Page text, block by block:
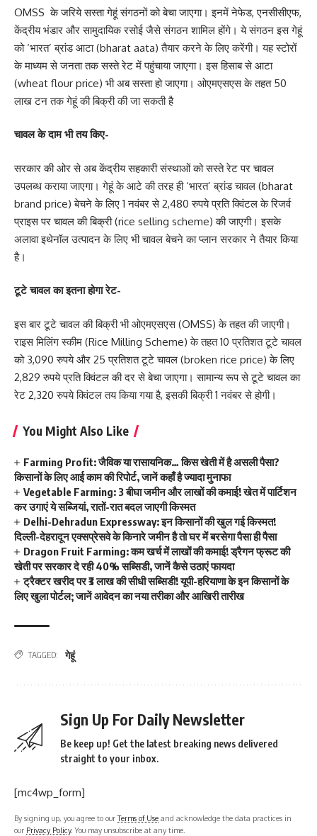
OMSS के जरिये सस्ता गेहूं संगठनों को बेचा जाएगा। इनमें नेफेड, एनसीसीएफ,
केंद्रीय भंडार और सामुदायिक रसोई जैसे संगठन शामिल होंगे। ये संगठन इस गेहूं
को ‘भारत’ ब्रांड आटा (bharat aata) तैयार करने के लिए करेंगी। यह स्टोरों
के माध्यम से जनता तक सस्ते रेट में पहुंचाया जाएगा। इस हिसाब से आटा
(wheat flour price) भी अब सस्ता हो जाएगा। ओएमएसएस के तहत 50
लाख टन तक गेहूं की बिक्री की जा सकती है
चावल के दाम भी तय किए-
सरकार की ओर से अब केंद्रीय सहकारी संस्थाओं को सस्ते रेट पर चावल
उपलब्ध कराया जाएगा। गेहूं के आटे की तरह ही ‘भारत’ ब्रांड चावल (bharat
brand price) बेचने के लिए 1 नवंबर से 2,480 रुपये प्रति क्विंटल के रिजर्व
प्राइस पर चावल की बिक्री (rice selling scheme) की जाएगी। इसके
अलावा इथेनॉल उत्पादन के लिए भी चावल बेचने का प्लान सरकार ने तैयार किया
है।
टूटे चावल का इतना होगा रेट-
इस बार टूटे चावल की बिक्री भी ओएमएसएस (OMSS) के तहत की जाएगी।
राइस मिलिंग स्कीम (Rice Milling Scheme) के तहत 10 प्रतिशत टूटे चावल
को 3,090 रुपये और 25 प्रतिशत टूटे चावल (broken rice price) के लिए
2,829 रुपये प्रति क्विंटल की दर से बेचा जाएगा। सामान्य रूप से टूटे चावल का
रेट 2,320 रुपये क्विंटल तय किया गया है, इसकी बिक्री 1 नवंबर से होगी।
You Might Also Like
Farming Profit: जैविक या रासायनिक… किस खेती में है असली पैसा?
किसानों के लिए आई काम की रिपोर्ट, जानें कहाँ है ज्यादा मुनाफा
Vegetable Farming: 3 बीघा जमीन और लाखों की कमाई! खेत में पार्टिशन
कर उगाएं ये सब्जियां, रातों-रात बदल जाएगी किस्मत
Delhi-Dehradun Expressway: इन किसानों की खुल गई किस्मत!
दिल्ली-देहरादून एक्सप्रेसवे के किनारे जमीन है तो घर में बरसेगा पैसा ही पैसा
Dragon Fruit Farming: कम खर्च में लाखों की कमाई! ड्रैगन फ्रूट की
खेती पर सरकार दे रही 40% सब्सिडी, जानें कैसे उठाएं फायदा
ट्रैक्टर खरीद पर ₹3 लाख की सीधी सब्सिडी! यूपी-हरियाणा के इन किसानों के
लिए खुला पोर्टल; जानें आवेदन का नया तरीका और आखिरी तारीख
TAGGED: गेहूं
Sign Up For Daily Newsletter
Be keep up! Get the latest breaking news delivered
straight to your inbox.
[mc4wp_form]
By signing up, you agree to ourTerms of Use and acknowledge the data practices in
our Privacy Policy. You may unsubscribe at any time.